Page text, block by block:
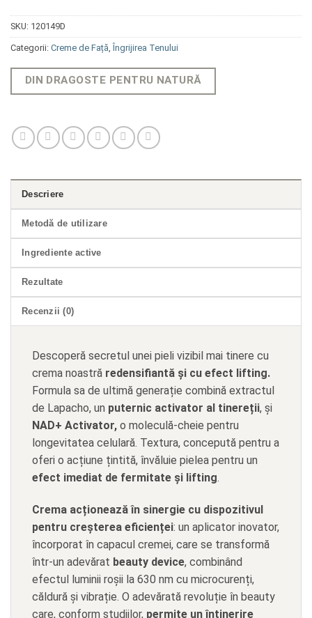
SKU: 120149D
Categorii: Creme de Față, Îngrijirea Tenului
DIN DRAGOSTE PENTRU NATURĂ
Descriere
Metodă de utilizare
Ingrediente active
Rezultate
Recenzii (0)
Descoperă secretul unei pieli vizibil mai tinere cu
crema noastră redensifiantă și cu efect lifting.
Formula sa de ultimă generație combină extractul
de Lapacho, un puternic activator al tinereții, și
NAD+ Activator, o moleculă-cheie pentru
longevitatea celulară. Textura, concepută pentru a
oferi o acțiune țintită, învăluie pielea pentru un
efect imediat de fermitate și lifting.
Crema acționează în sinergie cu dispozitivul
pentru creșterea eficienței: un aplicator inovator,
încorporat în capacul cremei, care se transformă
într-un adevărat beauty device, combinând
efectul luminii roșii la 630 nm cu microcurenți,
căldură și vibrație. O adevărată revoluție în beauty
care, conform studiilor, permite un întinerire